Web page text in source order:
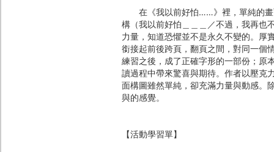
在《我以前好怕……》裡，單純的畫
構（我以前好怕＿＿＿／不過，我再也
力量，知道恐懼並不是永久不變的。厚
銜接起前後跨頁，翻頁之間，對同一個
練習之後，成了正確字形的一部份；原
讀過程中帶來驚喜與期待。作者以壓克
面構圖雖然單純，卻充滿力量與動感。
與的感覺。
【活動學習單】